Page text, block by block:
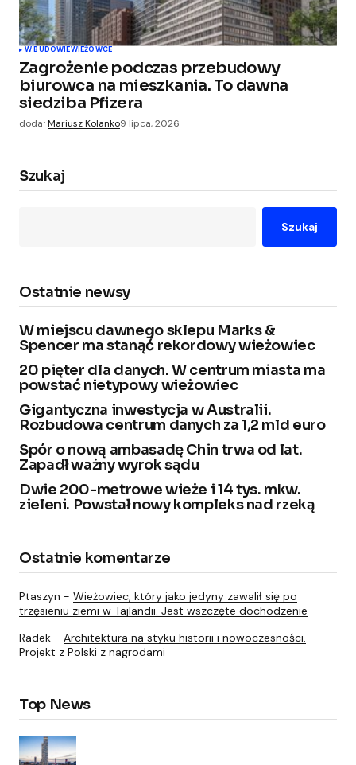
W BUDOWIEWIEŻOWCE
Zagrożenie podczas przebudowy
biurowca na mieszkania. To dawna
siedziba Pfizera
dodałMariusz Kolanko9 lipca, 2026
Szukaj
Szukaj
Ostatnie newsy
W miejscu dawnego sklepu Marks &
Spencer ma stanąć rekordowy wieżowiec
20 pięter dla danych. W centrum miasta ma
powstać nietypowy wieżowiec
Gigantyczna inwestycja w Australii.
Rozbudowa centrum danych za 1,2 mld euro
Spór o nową ambasadę Chin trwa od lat.
Zapadł ważny wyrok sądu
Dwie 200-metrowe wieże i 14 tys. mkw.
zieleni. Powstał nowy kompleks nad rzeką
Ostatnie komentarze
Ptaszyn - Wieżowiec, który jako jedyny zawalił się po
trzęsieniu ziemi w Tajlandii. Jest wszczęte dochodzenie
Radek - Architektura na styku historii i nowoczesności.
Projekt z Polski z nagrodami
Top News